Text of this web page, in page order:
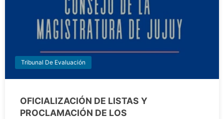
Tribunal De Evaluación
OFICIALIZACIÓN DE LISTAS Y
PROCLAMACIÓN DE LOS